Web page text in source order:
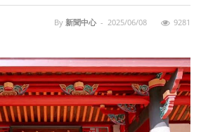
By 新聞中心 - 2025/06/08 9281